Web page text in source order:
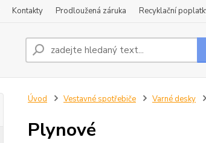
Kontakty Prodloužená záruka Recyklační
Úvod Vestavné spotřebiče Varné desky
Plynové